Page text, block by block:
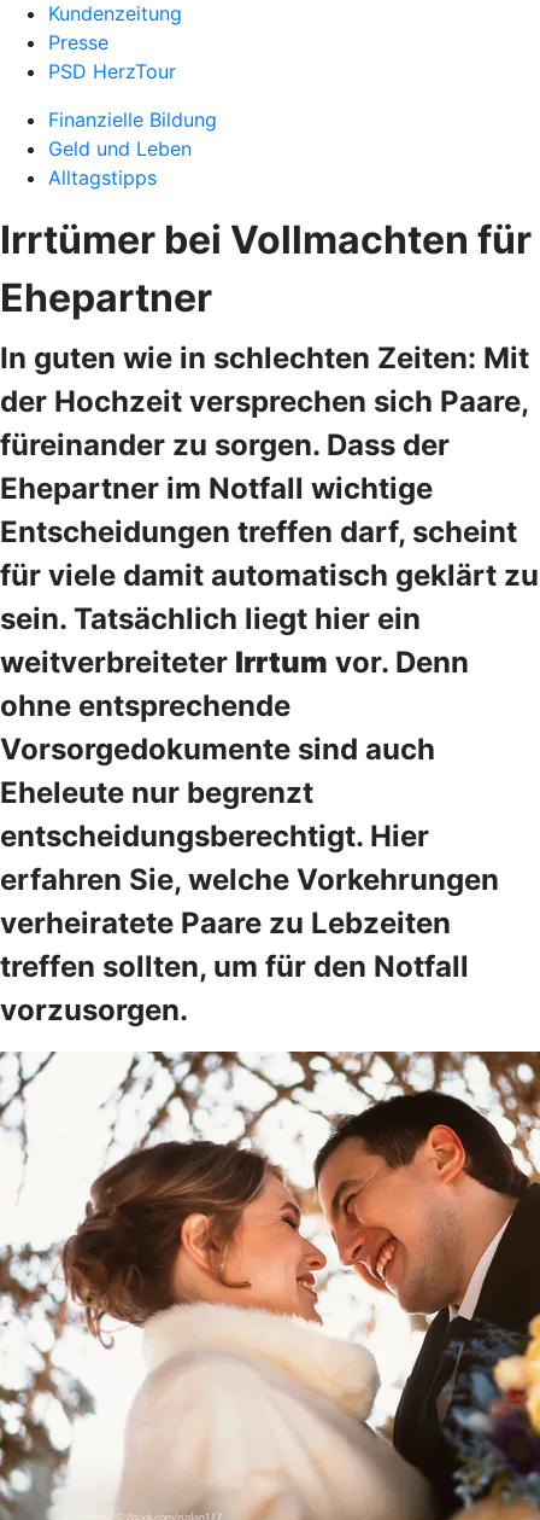
Kundenzeitung
Presse
PSD HerzTour
Finanzielle Bildung
Geld und Leben
Alltagstipps
Irrtümer bei Vollmachten für
Ehepartner
In guten wie in schlechten Zeiten: Mit
der Hochzeit versprechen sich Paare,
füreinander zu sorgen. Dass der
Ehepartner im Notfall wichtige
Entscheidungen treffen darf, scheint
für viele damit automatisch geklärt zu
sein. Tatsächlich liegt hier ein
weitverbreiteter Irrtum vor. Denn
ohne entsprechende
Vorsorgedokumente sind auch
Eheleute nur begrenzt
entscheidungsberechtigt. Hier
erfahren Sie, welche Vorkehrungen
verheiratete Paare zu Lebzeiten
treffen sollten, um für den Notfall
vorzusorgen.